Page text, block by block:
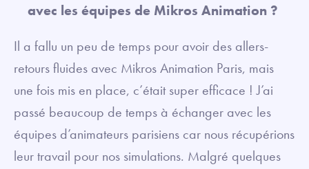
avec les équipes de Mikros Animation ?
Il a fallu un peu de temps pour avoir des allers-
retours fluides avec Mikros Animation Paris, mais
une fois mis en place, c’était super efficace ! J’ai
passé beaucoup de temps à échanger avec les
équipes d’animateurs parisiens car nous récupérions
leur travail pour nos simulations. Malgré quelques